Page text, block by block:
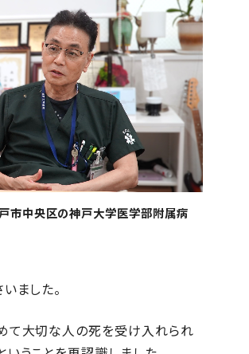
市中央区の神戸大学医学部附属病
ました。
て大切な人の死を受け入れられ